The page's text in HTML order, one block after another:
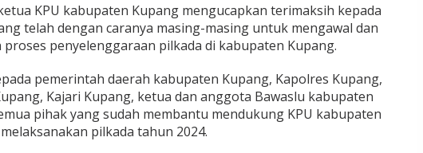
KPU kabupaten Kupang mengucapkan terimaksih kepada
telah dengan caranya masing-masing untuk mengawal dan
proses penyelenggaraan pilkada di kabupaten Kupang.
pemerintah daerah kabupaten Kupang, Kapolres Kupang,
Kajari Kupang, ketua dan anggota Bawaslu kabupaten
pihak yang sudah membantu mendukung KPU kabupaten
pilkada tahun 2024.